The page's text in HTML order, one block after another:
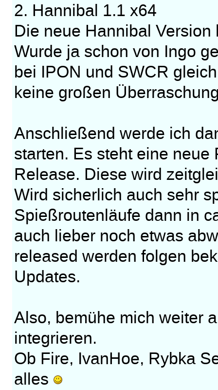
2. Hannibal 1.1 x64
Die neue Hannibal
Wurde ja schon von Ingo
bei IPON und SWCR
keine großen
Anschließend werde ich
starten. Es steht eine neue
Release. Diese wird
Wird sicherlich auch sehr
Spießroutenläufe dann in
auch lieber noch etwas
released werden folgen
Updates.
Also, bemühe mich weiter
integrieren.
Ob Fire, IvanHoe, Rybka
alles